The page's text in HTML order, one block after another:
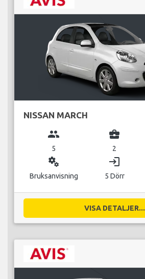
NISSAN MARCH
group
5
business_center
2
miscellaneous_services
Bruksanvisning
login
5 Dörr
VISA DETALJER...